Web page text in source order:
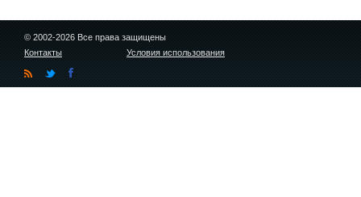
© 2002-2026 Все права защищены
Контакты
Условия использования